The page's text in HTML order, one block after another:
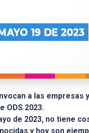
a las
ODS 2023.
de 2023, no tiene
y hoy son